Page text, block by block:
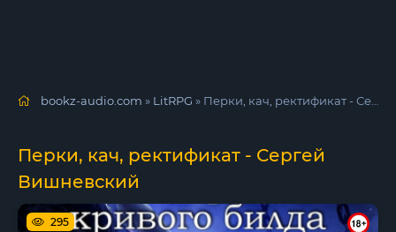
bookz-audio.com » LitRPG » Перки, кач, ректификат - Сергей Вишневский
Перки, кач, ректификат - Сергей
Вишневский
295